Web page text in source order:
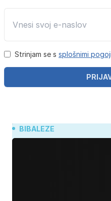
Strinjam se s splošnimi pogoji
BIBALEZE